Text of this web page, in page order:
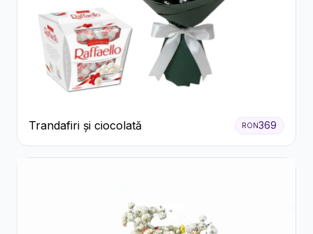
Trandafiri și ciocolată RON369